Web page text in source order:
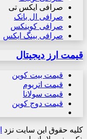
صرافی ایکس تی
صرافی ال بانک
صرافی کوینکس
صرافی بینگ ایکس
قیمت ارز دیجیتال
قیمت بیت کوین
قیمت اتریوم
قیمت سولانا
قیمت دوج کوین
کلیه حقوق این سایت نزد